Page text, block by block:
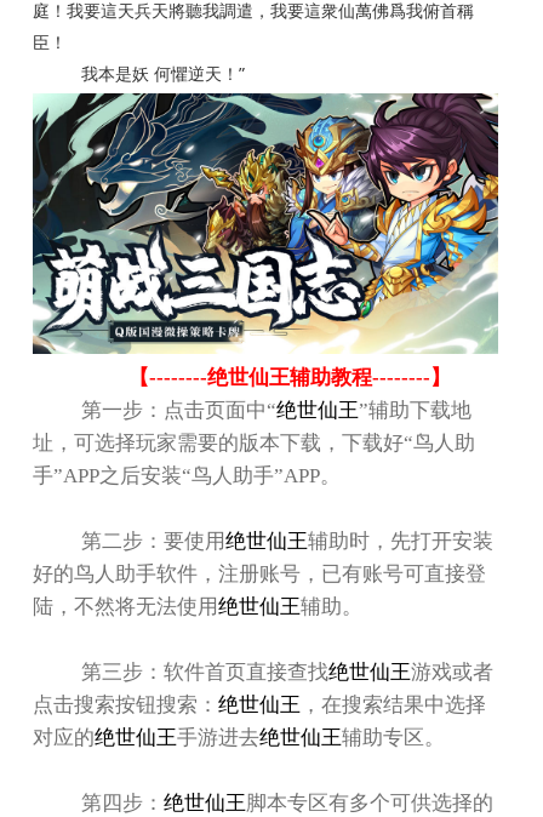
庭！我要這天兵天將聽我調遣，我要這衆仙萬佛爲我俯首稱
臣！
我本是妖 何懼逆天！”
【--------绝世仙王辅助教程-------- 】
第一步：点击页面中“绝世仙王”辅助下载地
址，可选择玩家需要的版本下载，下载好“鸟人助
手”APP之后安装“鸟人助手”APP。
第二步：要使用绝世仙王辅助时，先打开安装
好的鸟人助手软件，注册账号，已有账号可直接登
陆，不然将无法使用绝世仙王辅助。
第三步：软件首页直接查找绝世仙王游戏或者
点击搜索按钮搜索：绝世仙王 ，在搜索结果中选择
对应的绝世仙王手游进去绝世仙王辅助专区。
第四步：绝世仙王脚本专区有多个可供选择的